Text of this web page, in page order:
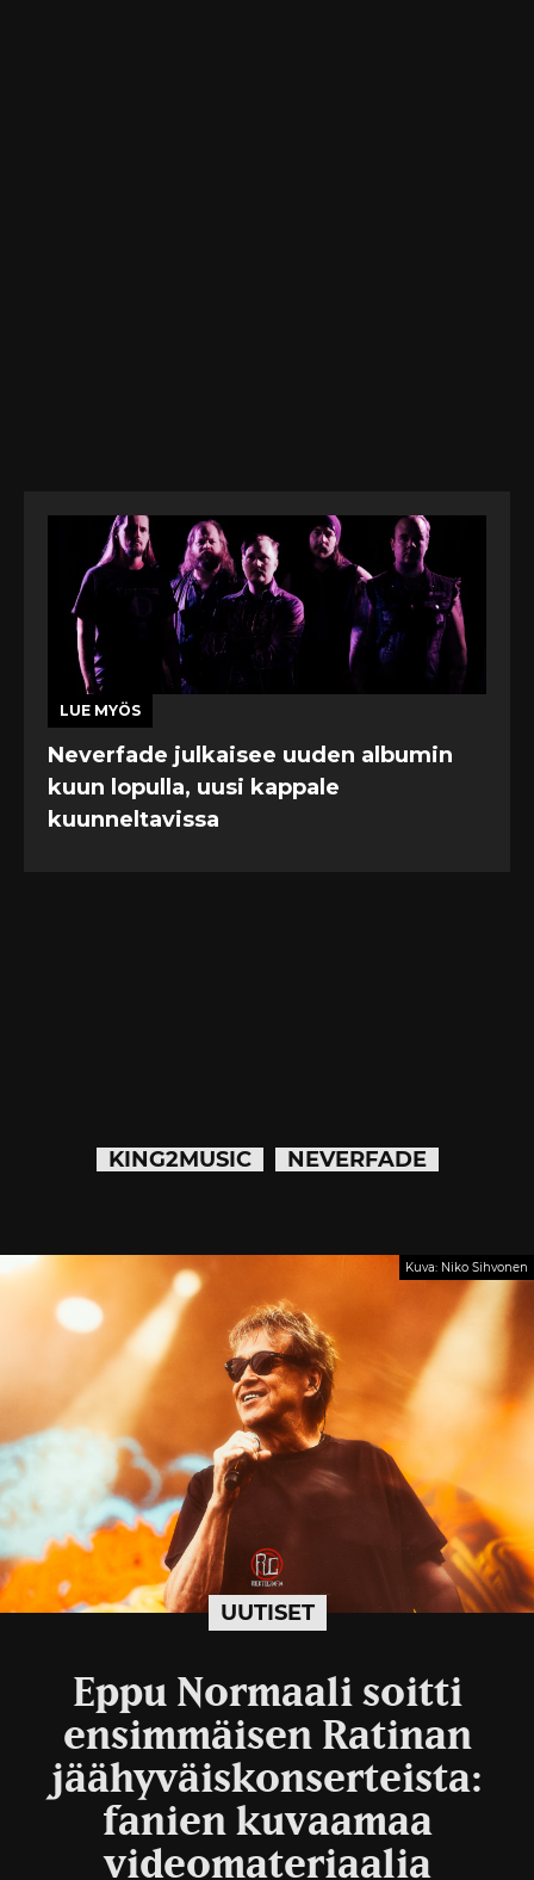
KING2MUSIC NEVERFADE
UUTISET
Kuva: Niko Sihvonen
Eppu Normaali soitti
ensimmäisen Ratinan
jäähyväiskonserteista:
fanien kuvaamaa
videomateriaalia